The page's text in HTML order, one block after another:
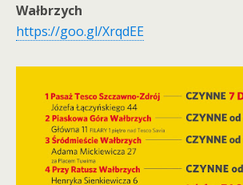
Wałbrzych
https://goo.gl/XrqdEE